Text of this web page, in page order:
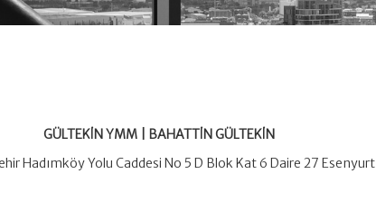
GÜLTEKİN YMM | BAHATTİN GÜLTEKİN
Hadımköy Yolu Caddesi No 5 D Blok Kat 6 Daire 27 Esenyurt |